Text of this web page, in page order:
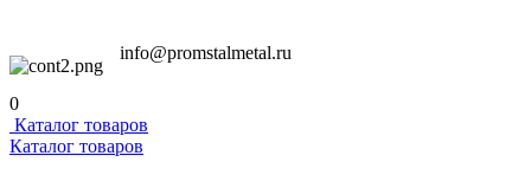
info@promstalmetal.ru
0
Каталог товаров
Каталог товаров